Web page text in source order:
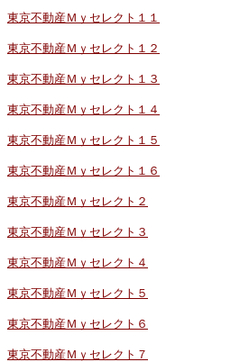
東京不動産Ｍｙセレクト１１
東京不動産Ｍｙセレクト１２
東京不動産Ｍｙセレクト１３
東京不動産Ｍｙセレクト１４
東京不動産Ｍｙセレクト１５
東京不動産Ｍｙセレクト１６
東京不動産Ｍｙセレクト２
東京不動産Ｍｙセレクト３
東京不動産Ｍｙセレクト４
東京不動産Ｍｙセレクト５
東京不動産Ｍｙセレクト６
東京不動産Ｍｙセレクト７